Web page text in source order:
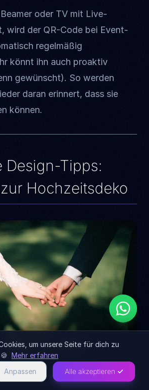
oder TV mit Live-
wird der QR-Code bei Event-
regelmäßig
könnt ihn auch proaktiv
gewünscht). So werden
daran erinnert, dass sie
können.
Design-Tipps:
Hochzeitsdeko
nicht schwarz-weiß und
um unsere Seite für dich zu
Mehr erfahren
Anpassen Alle akzeptieren ✓